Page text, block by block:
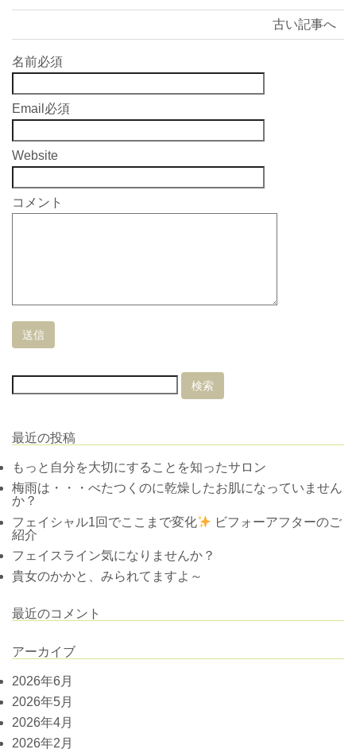
古い記事へ
名前必須
Email 必須
Website
コメント
最近の投稿
もっと自分を大切にすることを知ったサロン
梅雨は・・・べたつくのに乾燥したお肌になっていません
か？
フェイシャル1回でここまで変化
ビフォーアフターのご
紹介
フェイスライン気になりませんか？
貴女のかかと、みられてますよ～
最近のコメント
アーカイブ
2026年6月
2026年5月
2026年4月
2026年2月